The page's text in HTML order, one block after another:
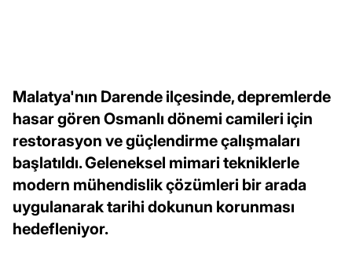
Malatya'nın Darende ilçesinde, depremlerde
hasar gören Osmanlı dönemi camileri için
restorasyon ve güçlendirme çalışmaları
başlatıldı. Geleneksel mimari tekniklerle
modern mühendislik çözümleri bir arada
uygulanarak tarihi dokunun korunması
hedefleniyor.